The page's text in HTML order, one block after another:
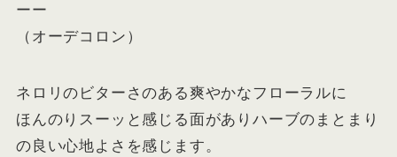
ーー
（オーデコロン）
ネロリのビターさのある爽やかなフローラルに
ほんのりスーッと感じる面がありハーブのまとまり
の良い心地よさを感じます。